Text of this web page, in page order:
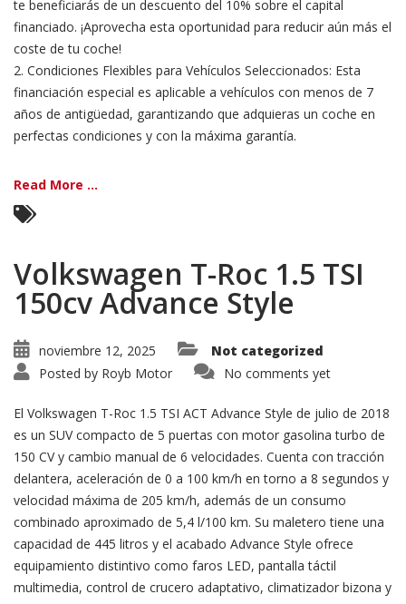
te beneficiarás de un descuento del 10% sobre el capital
financiado. ¡Aprovecha esta oportunidad para reducir aún más el
coste de tu coche!
2. Condiciones Flexibles para Vehículos Seleccionados: Esta
financiación especial es aplicable a vehículos con menos de 7
años de antigüedad, garantizando que adquieras un coche en
perfectas condiciones y con la máxima garantía.
Read More ...
Volkswagen T-Roc 1.5 TSI
150cv Advance Style
noviembre 12, 2025
Not categorized
Posted by Royb Motor No comments yet
El Volkswagen T-Roc 1.5 TSI ACT Advance Style de julio de 2018
es un SUV compacto de 5 puertas con motor gasolina turbo de
150 CV y cambio manual de 6 velocidades. Cuenta con tracción
delantera, aceleración de 0 a 100 km/h en torno a 8 segundos y
velocidad máxima de 205 km/h, además de un consumo
combinado aproximado de 5,4 l/100 km. Su maletero tiene una
capacidad de 445 litros y el acabado Advance Style ofrece
equipamiento distintivo como faros LED, pantalla táctil
multimedia, control de crucero adaptativo, climatizador bizona y